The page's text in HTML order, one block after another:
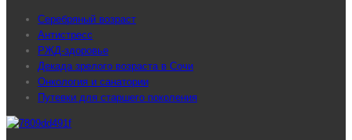
Серебряный возраст
Антистресс
РЖД-здоровье
Декада зрелого возраста в Сочи
Онкология и санатории
Путевки для старшего поколения